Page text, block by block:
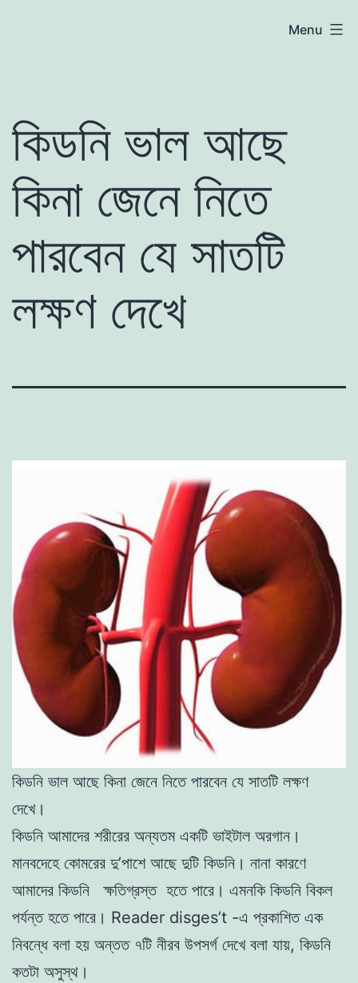
Menu
কিডনি ভাল আছে
কিনা জেনে নিতে
পারবেন যে সাতটি
লক্ষণ দেখে
কিডনি ভাল আছে কিনা জেনে নিতে পারবেন যে সাতটি লক্ষণ
দেখে।
কিডনি আমাদের শরীরের অন্যতম একটি ভাইটাল অরগান।
মানবদেহে কোমরের দু’পাশে আছে দুটি কিডনি। নানা কারণে
আমাদের কিডনি ক্ষতিগ্রস্ত হতে পারে। এমনকি কিডনি বিকল
পর্যন্ত হতে পারে। Reader disges’t -এ প্রকাশিত এক
নিবন্ধে বলা হয় অন্তত ৭টি নীরব উপসর্গ দেখে বলা যায়, কিডনি
কতটা অসুস্থ।